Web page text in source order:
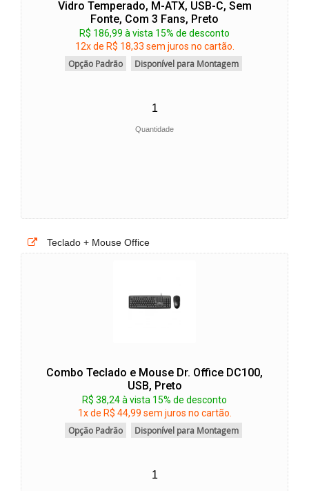
Vidro Temperado, M-ATX, USB-C, Sem
Fonte, Com 3 Fans, Preto
R$ 186,99 à vista 15% de desconto
12x de R$ 18,33 sem juros no cartão.
Opção Padrão
Disponível para Montagem
Quantidade
Teclado + Mouse Office
Combo Teclado e Mouse Dr. Office DC100,
USB, Preto
R$ 38,24 à vista 15% de desconto
1x de R$ 44,99 sem juros no cartão.
Opção Padrão
Disponível para Montagem